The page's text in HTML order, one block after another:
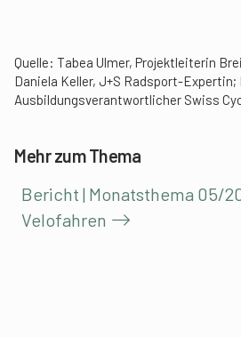
Quelle: Tabea Ulmer, Projektleiterin
Daniela Keller, J+S Radsport-Expertin;
Ausbildungsverantwortlicher Swiss
Mehr zum Thema
Bericht | Monatsthema 05/
Velofahren